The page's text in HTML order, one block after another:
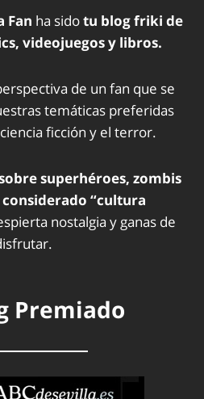
Fan ha sidotu blog friki de
videojuegos y libros.
de un fan que se
temáticas preferidas
ficción y el terror.
superhéroes, zombis
“cultura
nostalgia y ganas de
Premiado